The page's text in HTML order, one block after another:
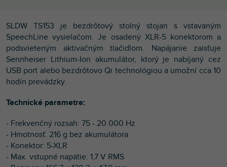
SLDW TS153 je bezdrôtový stolný stojan s vstavaným
SpeechLine vysielačom. Je osadený XLR-5 konektorom a
podsvieteným aktivačným tlačidlom. Napájanie zaisťuje
Sennheiser Lithium-Ion akumulátor, ktorý je nabíjaný cez
USB port alebo bezdrôtovo Qi technológiou a umožní cca 10
hodín prevádzky.
Technické parametre:
- Frekvenčný rozsah: 75 - 20 000 Hz
- Hmotnosť: 216 g bez akumulátora
- Konektor: 5-XLR
- Max. vstupné napätie: 1,7 V RMS